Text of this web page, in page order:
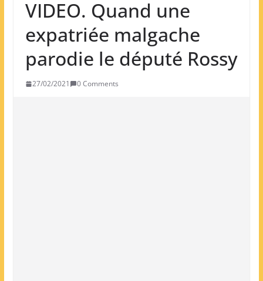
VIDEO. Quand une
expatriée malgache
parodie le député Rossy
27/02/2021 0 Comments